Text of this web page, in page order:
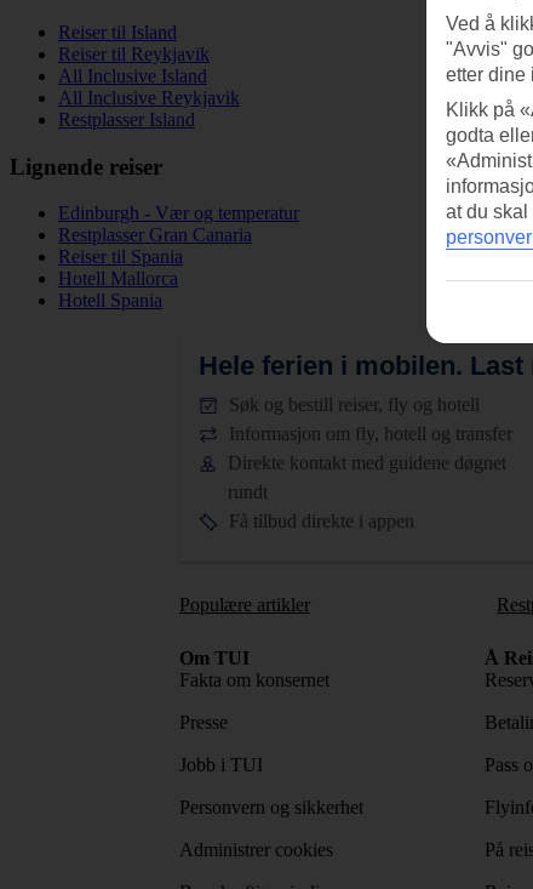
Reiser til Island
Reiser til Reykjavik
All Inclusive Island
All Inclusive Reykjavik
Restplasser Island
Lignende reiser
Edinburgh - Vær og temperatur
Restplasser Gran Canaria
Reiser til Spania
Hotell Mallorca
Hotell Spania
Hele ferien i mobilen. Last
Søk og bestill reiser, fly og hotell
Informasjon om fly, hotell og transfer
Direkte kontakt med guidene døgnet
rundt
Få tilbud direkte i appen
Populære artikler
Om TUI
Fakta om konsernet
Presse
Jobb i TUI
Personvern og sikkerhet
Administrer cookies
Å
Pass
På
Ved å
"Avvis"
etter dine
Klikk på
godta
at du